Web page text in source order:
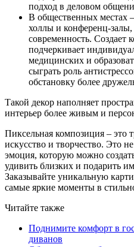
подход в деловом
В общественных местах
холлы и конференц-залы,
современность. Создает
подчеркивает
медицинских и
сыграть роль
обстановку более
Такой декор наполняет
интерьер более живым и
Пиксельная композиция – это
искусство и творчество. Это
эмоция, которую можно
удивить близких и подарить
Заказывайте уникальную
самые яркие моменты в
Читайте также
Поднимите комфорт в
диванов